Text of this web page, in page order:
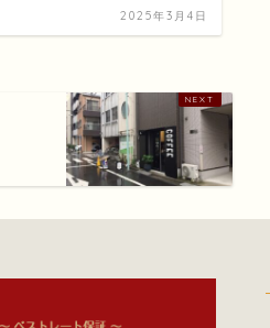
2025年3月4日